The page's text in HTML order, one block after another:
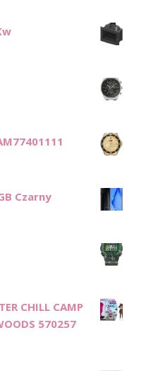
Czarny
CHILL CAMP
570257